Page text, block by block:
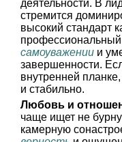
деятельности. В
стремится
высокий стандарт
профессиональный
самоуважении и
завершенности.
внутренней
и стабильно.
Любовь и
чаще ищет не
камерную